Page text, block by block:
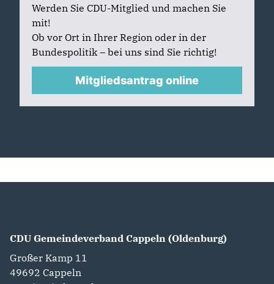
Werden Sie CDU-Mitglied und machen Sie
mit!
Ob vor Ort in Ihrer Region oder in der
Bundespolitik – bei uns sind Sie richtig!
Mitgliedsantrag online
CDU Gemeindeverband Cappeln (Oldenburg)
Großer Kamp 11
49692 Cappeln